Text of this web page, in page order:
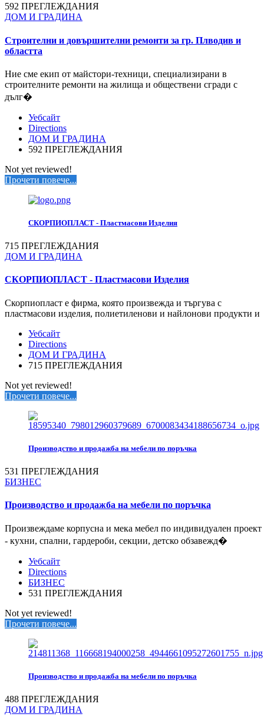
592 ПРЕГЛЕЖДАНИЯ
ДОМ И ГРАДИНА
Строителни и довършителни ремонти за гр. Плводив и
областта
Ние сме екип от майстори-техници, специализирани в
строителните ремонти на жилища и обществени сгради с
дълг�
Уебсайт
Directions
ДОМ И ГРАДИНА
592 ПРЕГЛЕЖДАНИЯ
Not yet reviewed!
Прочети повече...
СКОРПИОПЛАСТ - Пластмасови Изделия
715 ПРЕГЛЕЖДАНИЯ
ДОМ И ГРАДИНА
СКОРПИОПЛАСТ - Пластмасови Изделия
Скорпиопласт е фирма, която произвежда и търгува с
пластмасови изделия, полиетиленови и найлонови продукти и
Уебсайт
Directions
ДОМ И ГРАДИНА
715 ПРЕГЛЕЖДАНИЯ
Not yet reviewed!
Прочети повече...
Производство и продажба на мебели по поръчка
531 ПРЕГЛЕЖДАНИЯ
БИЗНЕС
Производство и продажба на мебели по поръчка
Произвеждаме корпусна и мека мебел по индивидуален проект
- кухни, спални, гардероби, секции, детско обзавежд�
Уебсайт
Directions
БИЗНЕС
531 ПРЕГЛЕЖДАНИЯ
Not yet reviewed!
Прочети повече...
Производство и продажба на мебели по поръчка
488 ПРЕГЛЕЖДАНИЯ
ДОМ И ГРАДИНА